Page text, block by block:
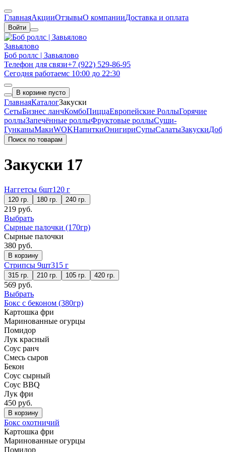
ГлавнаяАкцииОтзывыО компанииДоставка и оплата
Войти
Завьялово
Боб роллс | Завьялово
Телефон для связи+7 (922) 529-86-95
Сегодня работаемс 10:00 до 22:30
В корзине пусто
ГлавнаяКаталогЗакуски
СетыБизнес ланчКомбоПиццаЕвропейские РоллыГорячие
роллыЗапечённые роллыФруктовые роллыСуши-
ГунканыМакиWOKНапиткиОнигириСупыСалатыЗакуски
Поиск по товарам
Закуски 17
Наггетсы 6шт120 г
120 гр. 180 гр. 240 гр.
219 руб.
Выбрать
Сырные палочки (170гр)
Сырные палочки
380 руб.
В корзину
Стрипсы 9шт315 г
315 гр. 210 гр. 105 гр. 420 гр.
569 руб.
Выбрать
Бокс с беконом (380гр)
Картошка фри
Маринованные огурцы
Помидор
Лук красный
Соус ранч
Смесь сыров
Бекон
Соус сырный
Соус BBQ
Лук фри
450 руб.
В корзину
Бокс охотничий
Картошка фри
Маринованные огурцы
Помидор